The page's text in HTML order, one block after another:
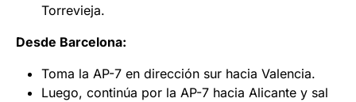
Torrevieja.
Desde Barcelona:
Toma la AP-7 en dirección sur hacia Valencia.
Luego, continúa por la AP-7 hacia Alicante y sal